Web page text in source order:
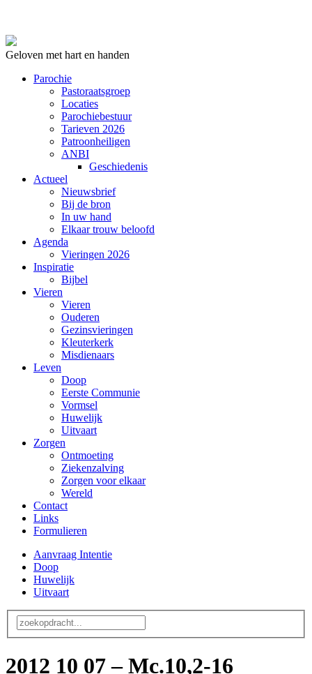
Geloven met hart en handen
Parochie
Pastoraatsgroep
Locaties
Parochiebestuur
Tarieven 2026
Patroonheiligen
ANBI
Geschiedenis
Actueel
Nieuwsbrief
Bij de bron
In uw hand
Elkaar trouw beloofd
Agenda
Vieringen 2026
Inspiratie
Bijbel
Vieren
Vieren
Ouderen
Gezinsvieringen
Kleuterkerk
Misdienaars
Leven
Doop
Eerste Communie
Vormsel
Huwelijk
Uitvaart
Zorgen
Ontmoeting
Ziekenzalving
Zorgen voor elkaar
Wereld
Contact
Links
Formulieren
Aanvraag Intentie
Doop
Huwelijk
Uitvaart
2012 10 07 – Mc.10,2-16